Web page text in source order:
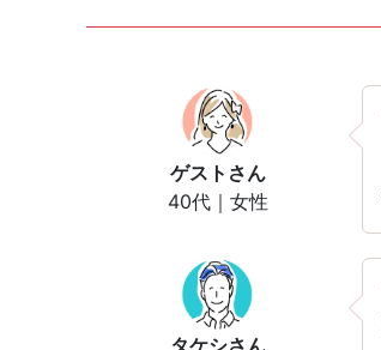
ゲスト さん
40代｜女性
タケシさん